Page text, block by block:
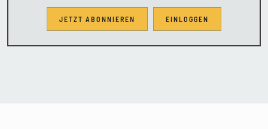
JETZT ABONNIEREN EINLOGGEN